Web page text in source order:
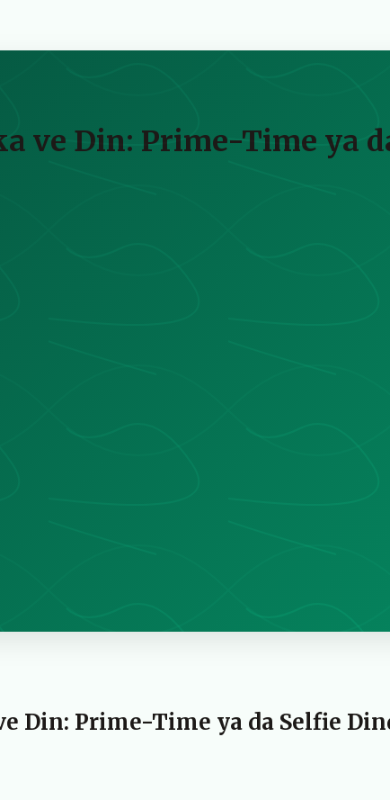
ve Din: Prime-Time ya
Din: Prime-Time ya da Selfie